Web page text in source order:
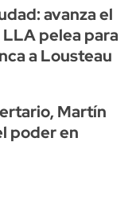
avanza el
pelea para
a Lousteau
Martín
poder en